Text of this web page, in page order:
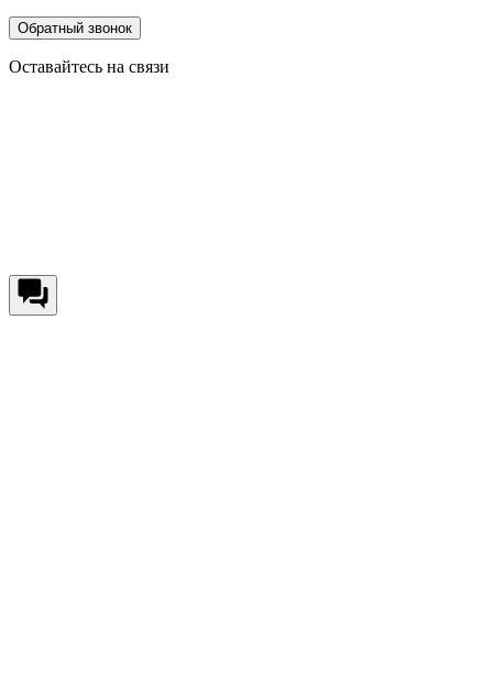
Обратный звонок
Оставайтесь на связи